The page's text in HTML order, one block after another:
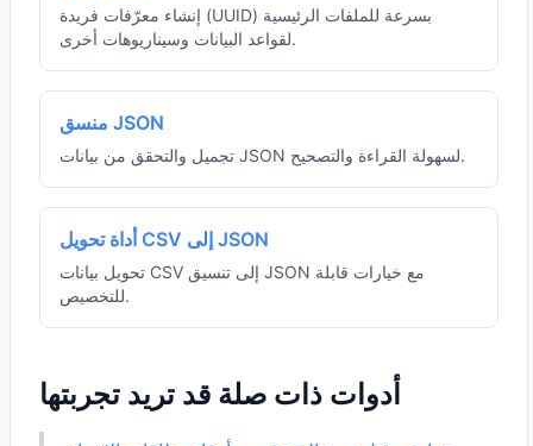
إنشاء معرّفات فريدة (UUID) بسرعة للملفات الرئيسية
لقواعد البيانات وسيناريوهات أخرى.
منسق JSON
تجميل والتحقق من بيانات JSON لسهولة القراءة والتصحيح.
أداة تحويل CSV إلى JSON
تحويل بيانات CSV إلى تنسيق JSON مع خيارات قابلة
للتخصيص.
أدوات ذات صلة قد تريد تجربتها